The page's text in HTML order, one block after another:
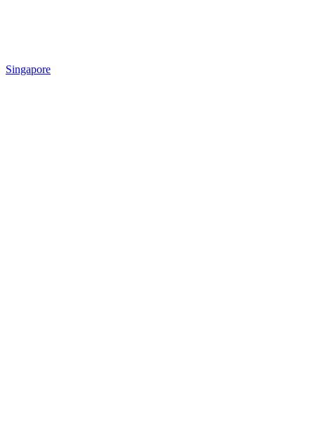
Singapore